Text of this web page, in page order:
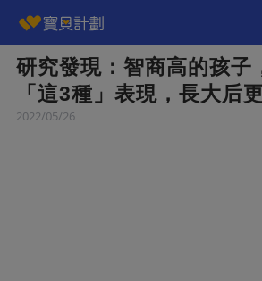
研究發現：智商高的孩子
「這3種」表現，長大后
2022/05/26
快訊